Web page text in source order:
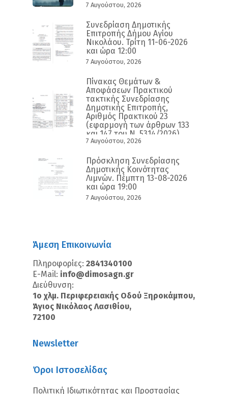
7 Αυγούστου, 2026
Συνεδρίαση Δημοτικής
Επιτροπής Δήμου Αγίου
Νικολάου. Τρίτη 11-06-2026
και ώρα 12:00
7 Αυγούστου, 2026
Πίνακας Θεμάτων &
Αποφάσεων Πρακτικού
τακτικής Συνεδρίασης
Δημοτικής Επιτροπής,
Αριθμός Πρακτικού 23
(εφαρμογή των άρθρων 133
και 147 του Ν. 5314/2026)
7 Αυγούστου, 2026
Πρόσκληση Συνεδρίασης
Δημοτικής Κοινότητας
Λιμνών. Πέμπτη 13-08-2026
και ώρα 19:00
7 Αυγούστου, 2026
Άμεση Επικοινωνία
Πληροφορίες: 2841340100
E-Mail: info@dimosagn.gr
Διεύθυνση:
1ο χλμ. Περιφερειακής Οδού Ξηροκάμπου,
Άγιος Νικόλαος Λασιθίου,
72100
Newsletter
Όροι Ιστοσελίδας
Πολιτική Ιδιωτικότητας και Προστασίας